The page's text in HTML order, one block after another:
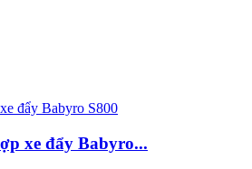
xe đẩy Babyro...